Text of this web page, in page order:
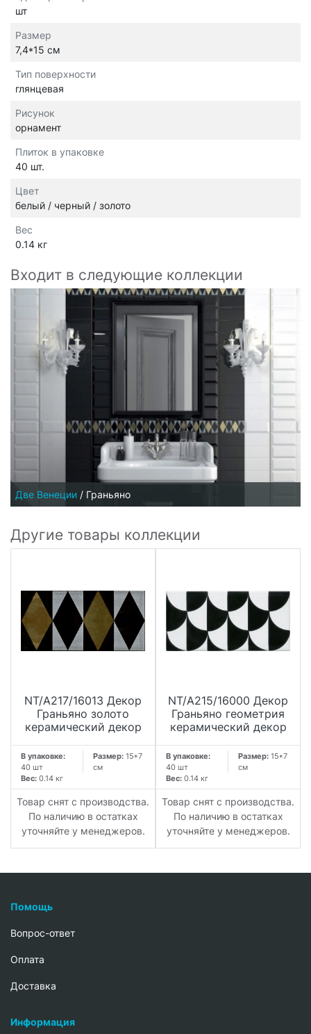
шт
Размер
7,4*15 см
Тип поверхности
глянцевая
Рисунок
орнамент
Плиток в упаковке
40 шт.
Цвет
белый / черный / золото
Вес
0.14 кг
Входит в следующие коллекции
Две Венеции / Граньяно
Другие товары коллекции
NT/A217/16013 Декор
Граньяно золото
керамический декор
В упаковке:
40 шт
Размер: 15*7
см
Вес: 0.14 кг
Товар снят с производства.
По наличию в остатках
уточняйте у менеджеров.
NT/A215/16000 Декор
Граньяно геометрия
керамический декор
В упаковке:
40 шт
Размер: 15*7
см
Вес: 0.14 кг
Товар снят с производства.
По наличию в остатках
уточняйте у менеджеров.
Помощь
Вопрос-ответ
Oплата
Доставка
Информация